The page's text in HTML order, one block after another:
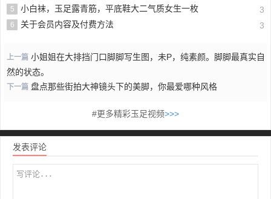
5 小白袜，玉足露青筋，平底鞋大二气质女生一枚 3
6 关于会员内容及付费方法 3
上一篇 小姐姐在大排挡门口脚脚写生图，未P，纯素颜。脚脚最真实自
然的状态。
下一篇 盘点那些街拍大神镜头下的美脚，你最爱哪种风格
#更多精彩玉足视频>>>
发表评论